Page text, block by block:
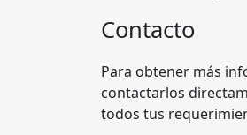
Contacto
Para obtener más
contactarlos
todos tus